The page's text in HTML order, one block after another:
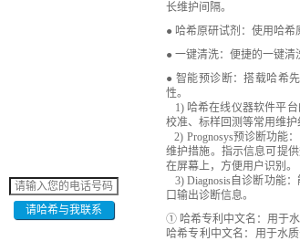
长维护间隔。
● 哈希原研试剂：使用哈希
● 一键清洗：便捷的一键清
● 智能预诊断：搭载哈希
性。
1) 哈希在线仪器软件平
校准、标样回测等常用维
2) Prognosys预诊断功能
维护措施。指示信息可提
在屏幕上，方便用户识别。
3) Diagnosis自诊断功能
口输出诊断信息。
① 哈希专利中文名：用于水
哈希专利中文名：用于水
请哈希与我联系